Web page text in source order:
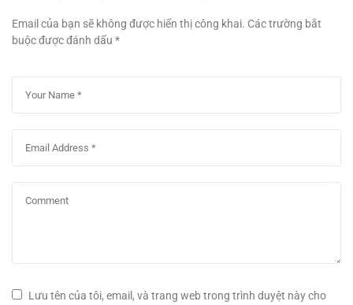
Email của bạn sẽ không được hiển thị công khai. Các trường bắt
buộc được đánh dấu *
Lưu tên của tôi, email, và trang web trong trình duyệt này cho